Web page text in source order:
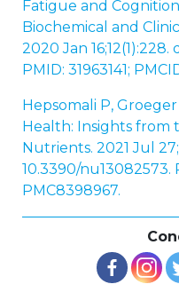
Fatigue and
Biochemical and
2020 Jan
PMID: 31963141;
Hepsomali P,
Health: Insights from
Nutrients. 2021 Jul
10.3390/nu13082573.
PMC8398967.